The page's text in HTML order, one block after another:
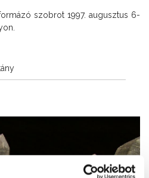
szobrot 1997. augusztus 6-